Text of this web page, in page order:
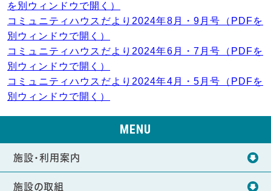
を別ウィンドウで開く）
コミュニティハウスだより2024年8月・9月号（PDFを
別ウィンドウで開く）
コミュニティハウスだより2024年6月・7月号（PDFを
別ウィンドウで開く）
コミュニティハウスだより2024年4月・5月号（PDFを
別ウィンドウで開く）
MENU
施設・利用案内
施設の取組